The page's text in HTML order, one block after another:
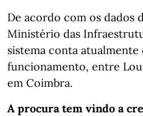
De acordo com os dados
Ministério das
sistema conta atualmente
funcionamento, entre
em Coimbra.
A procura tem vindo a